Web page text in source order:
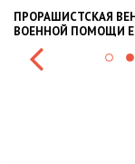
ПРОРАШИСТСКАЯ
ВОЕННОЙ ПОМОЩИ